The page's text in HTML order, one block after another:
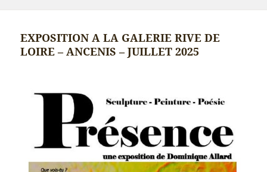
EXPOSITION A LA GALERIE RIVE DE
LOIRE – ANCENIS – JUILLET 2025